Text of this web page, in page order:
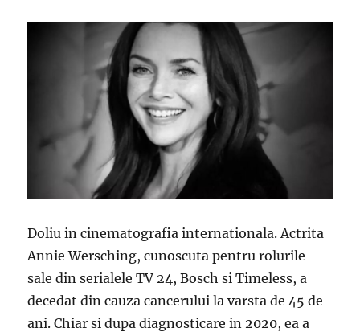
Doliu in cinematografia internationala. Actrita
Annie Wersching, cunoscuta pentru rolurile
sale din serialele TV 24, Bosch si Timeless, a
decedat din cauza cancerului la varsta de 45 de
ani. Chiar si dupa diagnosticare in 2020, ea a